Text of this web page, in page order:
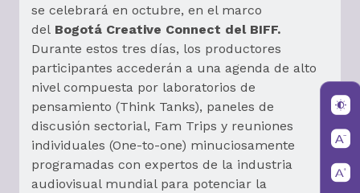
se celebrará en octubre, en el marco
del Bogotá Creative Connect del BIFF.
Durante estos tres días, los productores
participantes accederán a una agenda de alto
nivel compuesta por laboratorios de
pensamiento (Think Tanks), paneles de
discusión sectorial, Fam Trips y reuniones
individuales (One-to-one) minuciosamente
programadas con expertos de la industria
audiovisual mundial para potenciar la